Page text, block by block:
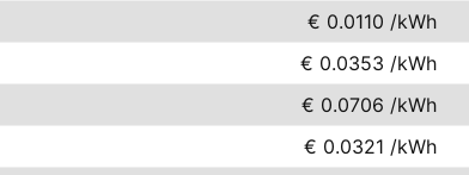
€ 0.0110 /kWh
€ 0.0353 /kWh
€ 0.0706 /kWh
€ 0.0321 /kWh